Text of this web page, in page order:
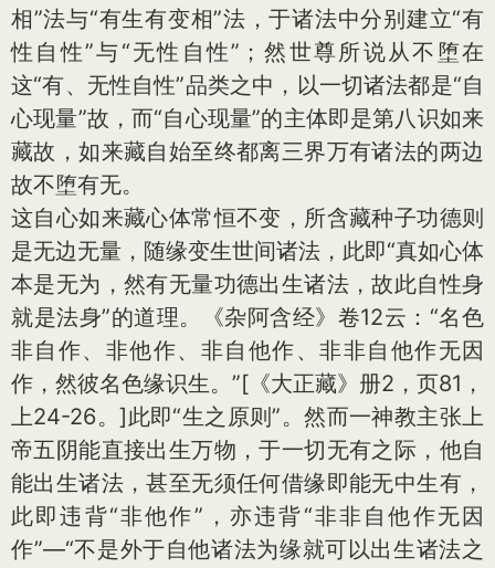
相”法与“有生有变相”法，于诸法中分别建立“有
性自性”与“无性自性”；然世尊所说从不堕在
这“有、无性自性”品类之中，以一切诸法都是“自
心现量”故，而“自心现量”的主体即是第八识如来
藏故，如来藏自始至终都离三界万有诸法的两边
故不堕有无。
这自心如来藏心体常恒不变，所含藏种子功德则
是无边无量，随缘变生世间诸法，此即“真如心体
本是无为，然有无量功德出生诸法，故此自性身
就是法身”的道理。《杂阿含经》卷12云：“名色
非自作、非他作、非自他作、非非自他作无因
作，然彼名色缘识生。”[《大正藏》册2，页81，
上24-26。]此即“生之原则”。然而一神教主张上
帝五阴能直接出生万物，于一切无有之际，他自
能出生诸法，甚至无须任何借缘即能无中生有，
此即违背“非他作”，亦违背“非非自他作无因
作”—“不是外于自他诸法为缘就可以出生诸法之